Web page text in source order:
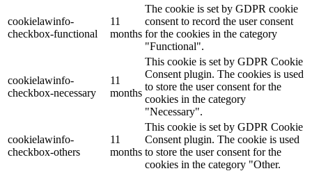
cookielawinfo-
checkbox-functional
11
months
The cookie is set by GDPR cookie
consent to record the user consent
for the cookies in the category
"Functional".
cookielawinfo-
checkbox-necessary
11
months
This cookie is set by GDPR Cookie
Consent plugin. The cookies is used
to store the user consent for the
cookies in the category
"Necessary".
cookielawinfo-
checkbox-others
11
months
This cookie is set by GDPR Cookie
Consent plugin. The cookie is used
to store the user consent for the
cookies in the category "Other.